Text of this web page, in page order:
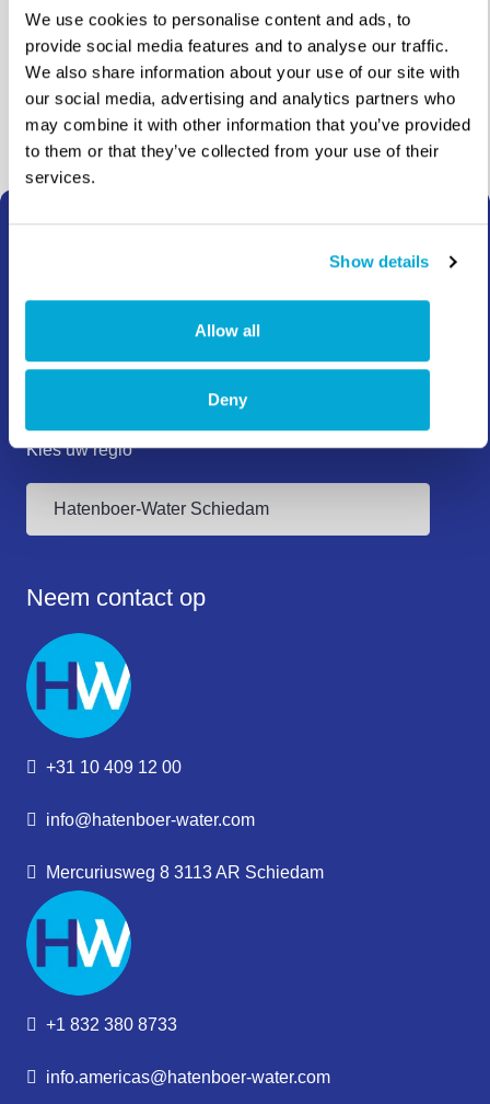
We use cookies to personalise content and ads, to
provide social media features and to analyse our traffic.
We also share information about your use of our site with
our social media, advertising and analytics partners who
may combine it with other information that you’ve provided
to them or that they’ve collected from your use of their
services.
Show details
Allow all
Deny
agenten
Waar te koop
Neem contact op voor informatie, advies, een offerte of
een andere vraag. Wij zijn er om u te helpen!
Kies uw regio
Neem contact op
+31 10 409 12 00
info@hatenboer-water.com
Mercuriusweg 8 3113 AR Schiedam
+1 832 380 8733
info.americas@hatenboer-water.com